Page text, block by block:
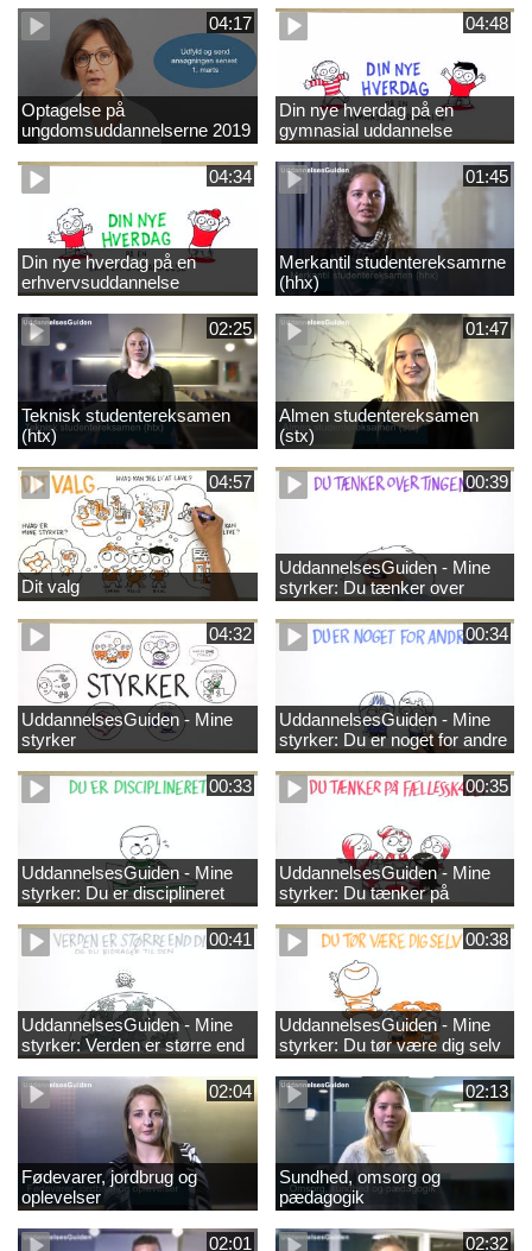
04:17
Optagelse på
ungdomsuddannelserne 2019
04:48
Din nye hverdag på en
gymnasial uddannelse
04:34
Din nye hverdag på en
erhvervsuddannelse
01:45
Merkantil studentereksamrne
(hhx)
02:25
Teknisk studentereksamen
(htx)
01:47
Almen studentereksamen
(stx)
04:57
Dit valg
00:39
UddannelsesGuiden - Mine
styrker: Du tænker over
tingene
04:32
UddannelsesGuiden - Mine
styrker
00:34
UddannelsesGuiden - Mine
styrker: Du er noget for andre
00:33
UddannelsesGuiden - Mine
styrker: Du er disciplineret
00:35
UddannelsesGuiden - Mine
styrker: Du tænker på
fællesskabet
00:41
UddannelsesGuiden - Mine
styrker: Verden er større end
dig og du bidrager til den
00:38
UddannelsesGuiden - Mine
styrker: Du tør være dig selv
02:04
Fødevarer, jordbrug og
oplevelser
02:13
Sundhed, omsorg og
pædagogik
02:01 02:32